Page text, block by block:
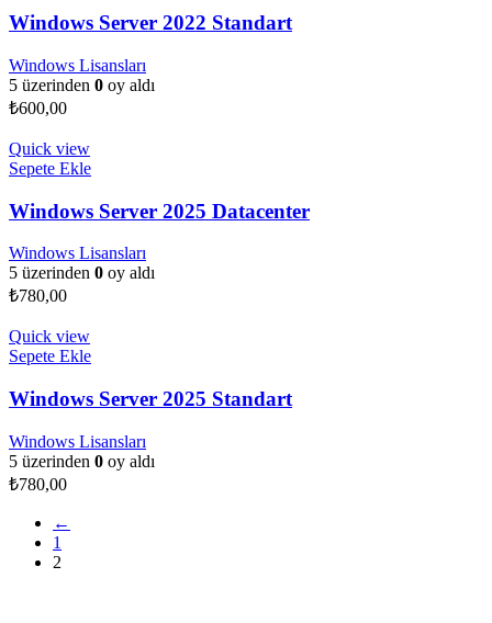
Windows Server 2022 Standart
Windows Lisansları
5 üzerinden 0 oy aldı
₺600,00
Quick view
Sepete Ekle
Windows Server 2025 Datacenter
Windows Lisansları
5 üzerinden 0 oy aldı
₺780,00
Quick view
Sepete Ekle
Windows Server 2025 Standart
Windows Lisansları
5 üzerinden 0 oy aldı
₺780,00
←
1
2